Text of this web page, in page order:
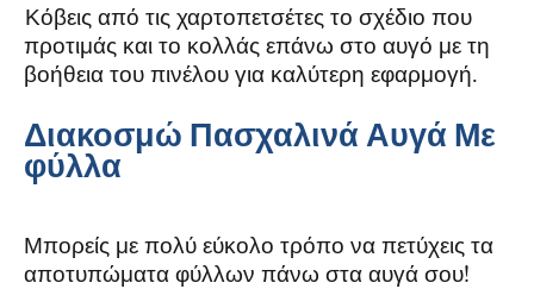
Κόβεις από τις χαρτοπετσέτες το σχέδιο που
προτιμάς και το κολλάς επάνω στο αυγό με τη
βοήθεια του πινέλου για καλύτερη εφαρμογή.
Διακοσμώ Πασχαλινά Αυγά Με
φύλλα
Μπορείς με πολύ εύκολο τρόπο να πετύχεις τα
αποτυπώματα φύλλων πάνω στα αυγά σου!